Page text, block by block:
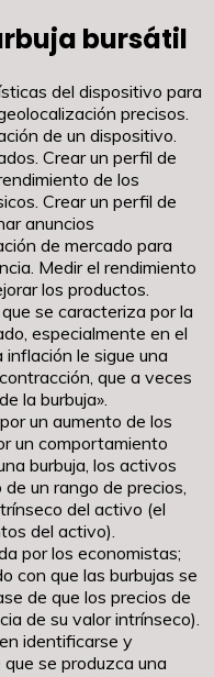
bursátil
del dispositivo para
precisos.
de un dispositivo.
Crear un perfil de
de los
Crear un perfil de
anuncios
de mercado para
Medir el rendimiento
los productos.
se caracteriza por la
especialmente en el
le sigue una
que a veces
la burbuja».
un aumento de los
un comportamiento
burbuja, los activos
un rango de precios,
del activo (el
del activo).
por los economistas;
con que las burbujas se
de que los precios de
de su valor intrínseco).
identificarse y
se produzca una